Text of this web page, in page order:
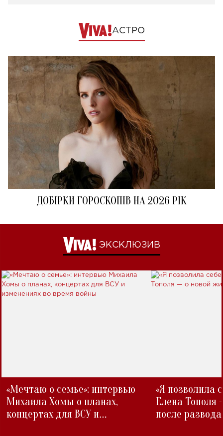
АСТРО
ДОБІРКИ ГОРОСКОПІВ НА 2026 РІК
ЭКСКЛЮЗИВ
«Мечтаю о семье»: интервью
Михаила Хомы о планах,
концертах для ВСУ и
«Я позволила
Елена Тополя
после развода